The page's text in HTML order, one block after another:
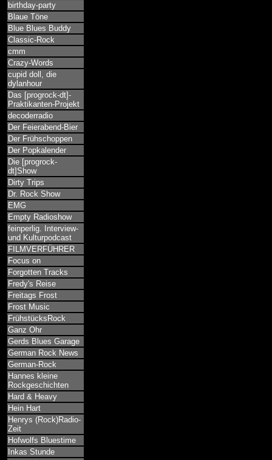
birthday-party
Blaue Töne
Blue Blues Buddy
Classic-Rock
cmm
Crazy-Words
cupid doll, die
dylanhour
Das [progrock-dt]-
Praktikanten-Projekt
decoderradio
Der Feierabend-Bier
Der Frühschoppen
Der Popkalender
Die [progrock-
dt]Show
Dirty Trips
Dr. Rock Show
EMG
Empty Radioshow
feinperlig. Interview-
und Kulturpodcast
FILMVERFÜHRER
Focus on
Forgotten Tracks
Fredy's Reise
Freitags Frost
Frost Music
FrühstücksRock
Ganz Ohr
Gerds Blues Garage
German Rock News
German-Rock
Hannes kleine
Rockgeschichten
Hard & Heavy
Hein Hart
Henrys (Rock)Radio-
Zeit
Hofwolfs Bluestime
Inkas Stunde